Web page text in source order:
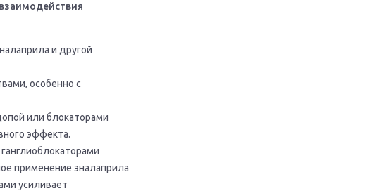
и другой
особенно с
или блокаторами
эффекта.
применение эналаприла
усиливает